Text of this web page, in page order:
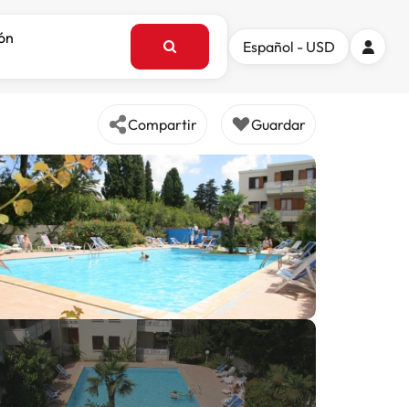
Español - USD
Compartir Guardar